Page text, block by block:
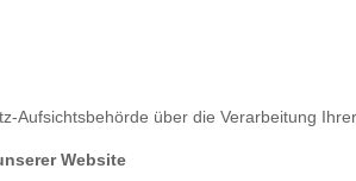
Aufsichtsbehörde über die Verarbeitung
Website